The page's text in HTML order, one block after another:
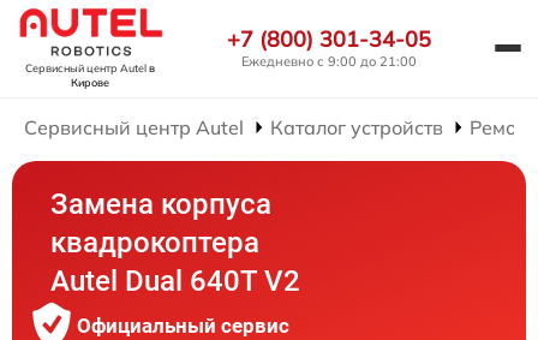
Сервисный центр Autelв
Кирове
+7 (800) 301-34-05
Ежедневно с 9:00 до 21:00
Сервисный центр Autel Каталог устройств
Замена корпуса
квадрокоптера
Autel Dual 640T V2
Официальный сервис